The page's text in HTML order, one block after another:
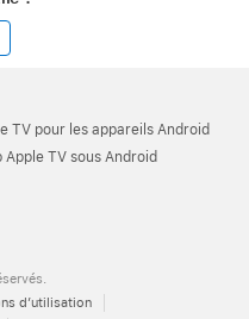
TV pour les appareils Android
Apple TV sous Android
d’utilisation